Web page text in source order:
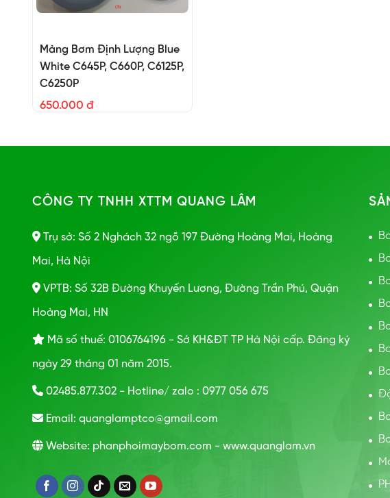
Màng Bơm Định Lượng Blue
White C645P, C660P, C6125P,
C6250P
650.000 đ
CÔNG TY TNHH XTTM QUANG LÂM
Trụ sở: Số 2 Nghách 32 ngõ 197 Đường Hoàng Mai, Hoàng
Mai, Hà Nội
VPTB: Số 32B Đường Khuyến Lương, Đường Trần Phú, Quận
Hoàng Mai, HN
Mã số thuế: 0106764196 - Sở KH&ĐT TP Hà Nội cấp. Đăng ký
ngày 29 tháng 01 năm 2015.
02485.877.302 - Hotline/ zalo : 0977 056 675
Email: quanglamptco@gmail.com
Website: phanphoimaybom.com - www.quanglam.vn